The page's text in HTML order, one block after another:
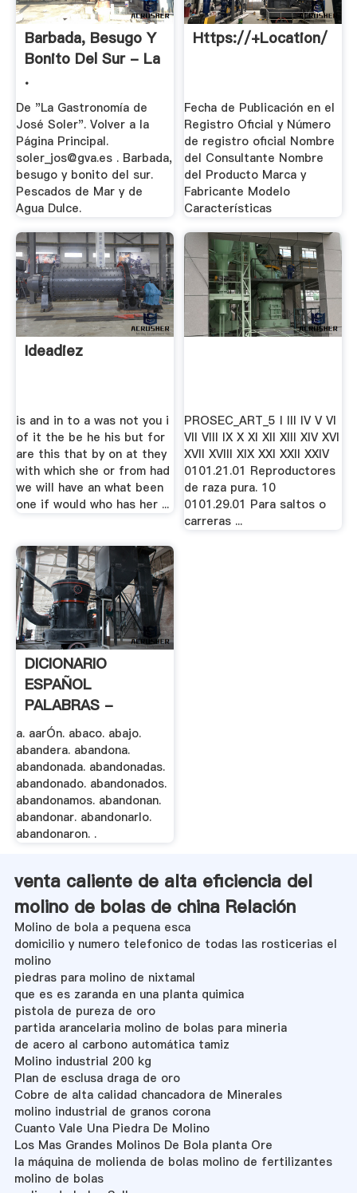
Barbada, Besugo Y
Bonito Del Sur - La
.
De "La Gastronomía de
José Soler". Volver a la
Página Principal.
soler_jos@gva.es. Barbada,
besugo y bonito del sur.
Pescados de Mar y de
Agua Dulce.
Https://+location/
Fecha de Publicación en el
Registro Oficial y Número
de registro oficial Nombre
del Consultante Nombre
del Producto Marca y
Fabricante Modelo
Características
Ideadiez
is and in to a was not you i
of it the be he his but for
are this that by on at they
with which she or from had
we will have an what been
one if would who has her ...
PROSEC_ART_5 I III IV V VI
VII VIII IX X XI XII XIII XIV XVI
XVII XVIII XIX XXI XXII XXIV
0101.21.01 Reproductores
de raza pura. 10
0101.29.01 Para saltos o
carreras ...
DICIONARIO
ESPAÑOL
PALABRAS -
Actiweb.es
a. aarÓn. abaco. abajo.
abandera. abandona.
abandonada. abandonadas.
abandonado. abandonados.
abandonamos. abandonan.
abandonar. abandonarlo.
abandonaron. .
venta caliente de alta eficiencia del
molino de bolas de china Relación
Molino de bola a pequena esca
domicilio y numero telefonico de todas las rosticerias el
molino
piedras para molino de nixtamal
que es es zaranda en una planta quimica
pistola de pureza de oro
partida arancelaria molino de bolas para mineria
de acero al carbono automática tamiz
Molino industrial 200 kg
Plan de esclusa draga de oro
Cobre de alta calidad chancadora de Minerales
molino industrial de granos corona
Cuanto Vale Una Piedra De Molino
Los Mas Grandes Molinos De Bola planta Ore
la máquina de molienda de bolas molino de fertilizantes
molino de bolas